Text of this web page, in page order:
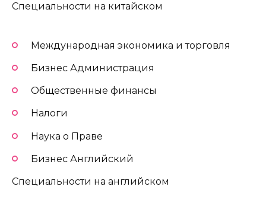
Специальности на китайском
Международная экономика и торговля
Бизнес Администрация
Общественные финансы
Налоги
Наука о Праве
Бизнес Английский
Специальности на английском